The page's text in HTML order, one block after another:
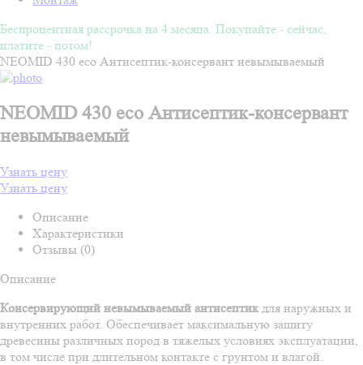
Беспроцентная рассрочка на 4 месяца. Покупайте - сейчас,
платите - потом!
NEOMID 430 eco Антисептик-консервант невымываемый
NEOMID 430 eco Антисептик-консервант
невымываемый
Узнать цену
Узнать цену
Описание
Характеристики
Отзывы (0)
Описание
Консервирующий невымываемый антисептикдля наружных и
внутренних работ. Обеспечивает максимальную защиту
древесины различных пород в тяжелых условиях эксплуатации,
в том числе при длительном контакте с грунтом и влагой.